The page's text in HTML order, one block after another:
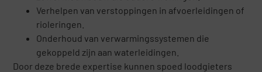
Verhelpen van verstoppingen in afvoerleidingen of
rioleringen.
Onderhoud van verwarmingssystemen die
gekoppeld zijn aan waterleidingen.
Door deze brede expertise kunnen spoed loodgieters